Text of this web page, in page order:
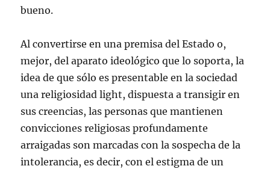
bueno.
Al convertirse en una premisa del Estado o,
mejor, del aparato ideológico que lo soporta, la
idea de que sólo es presentable en la sociedad
una religiosidad light, dispuesta a transigir en
sus creencias, las personas que mantienen
convicciones religiosas profundamente
arraigadas son marcadas con la sospecha de la
intolerancia, es decir, con el estigma de un